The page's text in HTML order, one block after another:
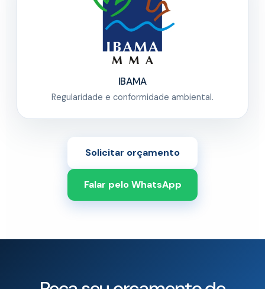
IBAMA
Regularidade e conformidade ambiental.
Solicitar orçamento
Falar pelo WhatsApp